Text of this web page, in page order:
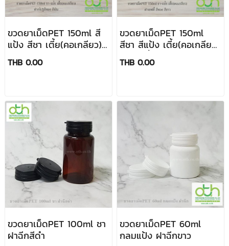
ขวดยาเม็ดPET 150ml สี
แป้ง สีชา เตี้ย(คอเกลียว)
ฝาสไปรูสีทอง สีเงิน
THB 0.00
ขวดยาเม็ดPET 150ml
สีชา สีแป้ง เตี้ย(คอเกลียว)
ฝาเซฟตี้สีทอง สีขาว
THB 0.00
ขวดยาเม็ดPET 100ml ชา
ฝาฉีกสีดำ
ขวดยาเม็ดPET 60ml
กลมแป้ง ฝาฉีกขาว